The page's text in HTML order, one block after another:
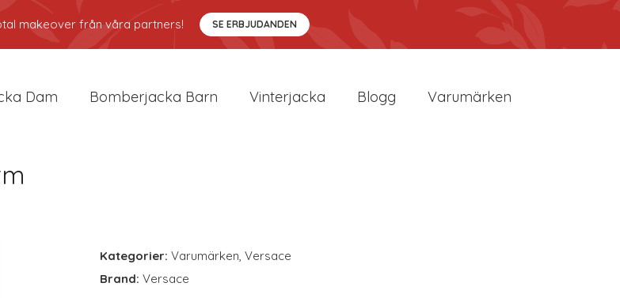
makeover från våra partners! SE ERBJUDANDEN
Dam Bomberjacka Barn Vinterjacka Blogg Varumärken
Kategorier: Varumärken, Versace
Brand: Versace